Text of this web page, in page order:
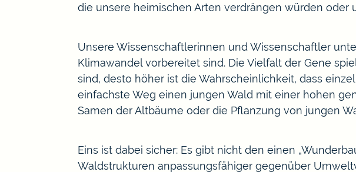
die unsere heimischen Arten verdrängen würden
Unsere Wissenschaftlerinnen und Wissenschaftler
Klimawandel vorbereitet sind. Die Vielfalt der Gene
sind, desto höher ist die Wahrscheinlichkeit, dass
einfachste Weg einen jungen Wald mit einer hohen
Samen der Altbäume oder die Pflanzung von jungen
Eins ist dabei sicher: Es gibt nicht den einen
Waldstrukturen anpassungsfähiger gegenüber